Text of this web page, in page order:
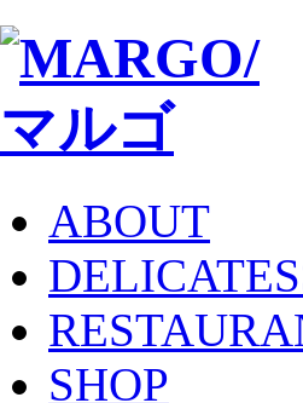
ABOUT
SHOP